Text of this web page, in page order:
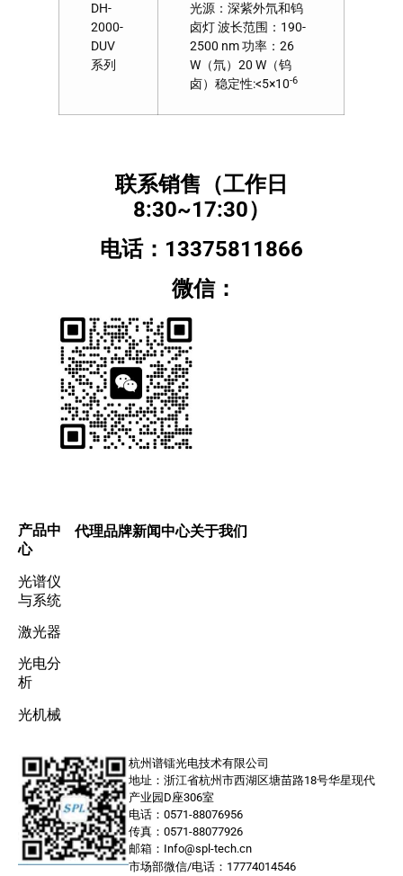
DH-
2000-
DUV
系列
光源：深紫外氘和钨
卤灯 波长范围：190-
2500 nm 功率：26
W（氘）20 W（钨
卤）稳定性:<5×10-6
联系销售（工作日
8:30~17:30）
电话：13375811866
微信：
产品中
心
光谱仪
与系统
激光器
光电分
析
光机械
代理品牌新闻中心关于我们
杭州谱镭光电技术有限公司
地址：浙江省杭州市西湖区塘苗路18号华星现代
产业园D座306室
电话：0571-88076956
传真：0571-88077926
邮箱：Info@spl-tech.cn
市场部微信/电话：17774014546